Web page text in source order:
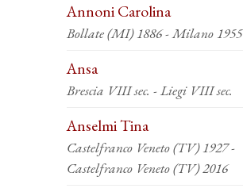
Annoni Carolina
Bollate (MI) 1886 - Milano 1955
Ansa
Brescia VIII sec. - Liegi VIII sec.
Anselmi Tina
Castelfranco Veneto (TV) 1927 -
Castelfranco Veneto (TV) 2016